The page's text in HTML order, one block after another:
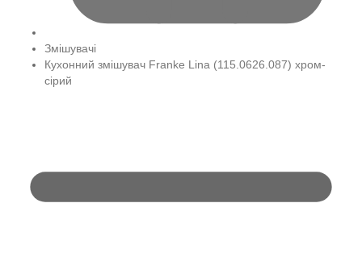
Змішувачі
Кухонний змішувач Franke Lina (115.0626.087) хром-
сірий